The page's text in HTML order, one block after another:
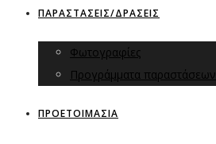
ΠΑΡΑΣΤΑΣΕΙΣ/ΔΡΑΣΕΙΣ
Φωτογραφίες
Προγράμματα παραστάσεων
ΠΡΟΕΤΟΙΜΑΣΙΑ